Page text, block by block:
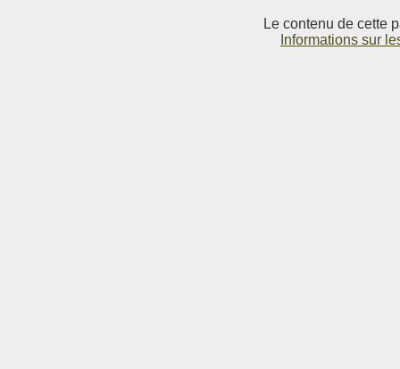
Le contenu de cette
Informations sur